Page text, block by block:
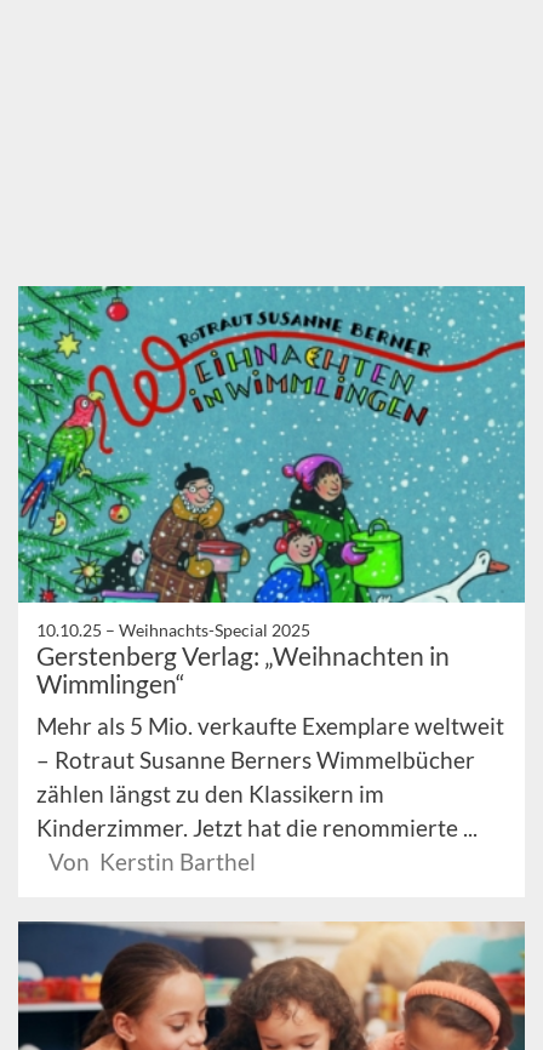
10.10.25 – Weihnachts-Special 2025
Gerstenberg Verlag: „Weihnachten in
Wimmlingen“
Mehr als 5 Mio. verkaufte Exemplare weltweit
– Rotraut Susanne Berners Wimmelbücher
zählen längst zu den Klassikern im
Kinderzimmer. Jetzt hat die renommierte ...
Von Kerstin Barthel